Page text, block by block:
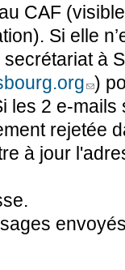
CAF
Si elle
à
(link
)
les 2 e-mails
rejetée
à jour